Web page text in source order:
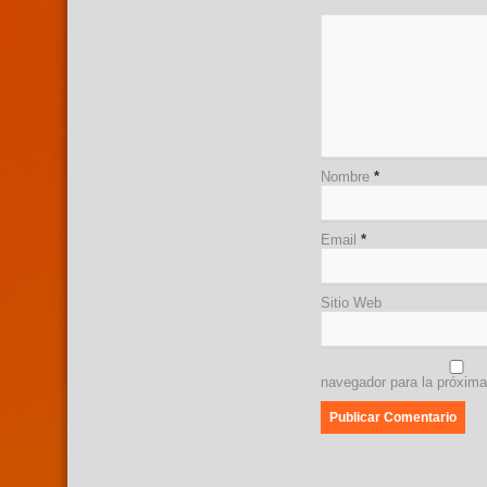
Nombre *
Email *
Sitio Web
navegador para la